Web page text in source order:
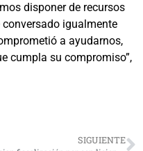
disponer de recursos
conversado igualmente
a ayudarnos,
cumpla su compromiso”,
SIGUIENTE